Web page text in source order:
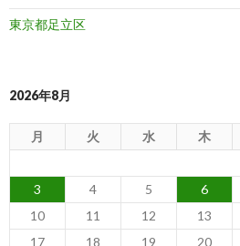
東京都足立区
2026年8月
月 火 水 木
3
4 5 6
10
11 12 13
17
18 19 20